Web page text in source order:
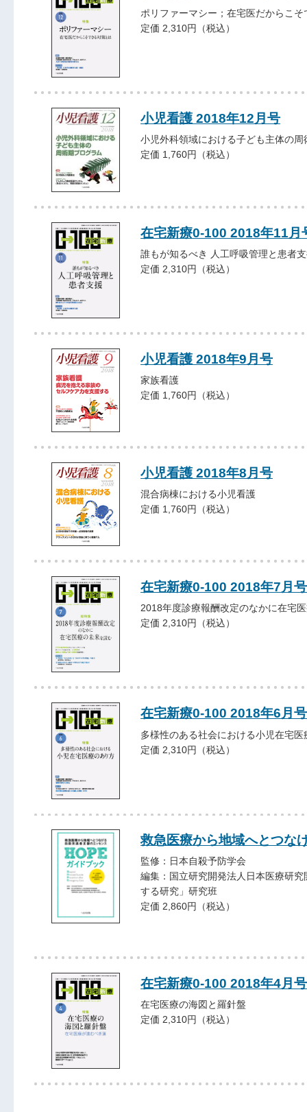
ポリファーマシー；在宅医だからこそ
定価 2,310円（税込）
小児看護 2018年12月号
小児外科領域における子ども主体の周
定価 1,760円（税込）
在宅新療0-100 2018年11月
誰もが知るべき 人工呼吸管理と患者
定価 2,310円（税込）
小児看護 2018年9月号
家族看護
定価 1,760円（税込）
小児看護 2018年8月号
混合病棟における小児看護
定価 1,760円（税込）
在宅新療0-100 2018年7月号
2018年度診療報酬改定のなかに在宅
定価 2,310円（税込）
在宅新療0-100 2018年6月号
多様性のある社会における小児在宅医
定価 2,310円（税込）
救急医療から地域へとつな
監修：日本自殺予防学会
編集：国立研究開発法人日本医療研
する研究」研究班
定価 2,860円（税込）
在宅新療0-100 2018年4月号
在宅医療の海図と羅針盤
定価 2,310円（税込）